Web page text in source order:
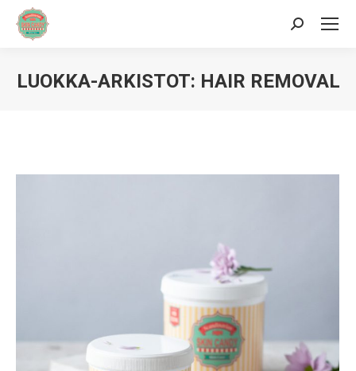
Hae:
LUOKKA-ARKISTOT: HAIR REMOVAL